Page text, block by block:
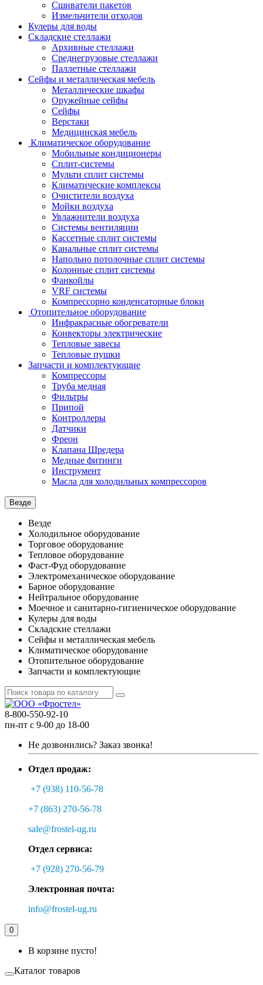
Сшиватели пакетов
Измельчители отходов
Кулеры для воды
Складские стеллажи
Архивные стеллажи
Среднегрузовые стеллажи
Паллетные стеллажи
Сейфы и металлическая мебель
Металлические шкафы
Оружейные сейфы
Сейфы
Верстаки
Медицинская мебель
Климатическое оборудование
Мобильные кондиционеры
Сплит-системы
Мульти сплит системы
Климатические комплексы
Очистители воздуха
Мойки воздуха
Увлажнители воздуха
Системы вентиляции
Кассетные сплит системы
Канальные сплит системы
Напольно потолочные сплит системы
Колонные сплит системы
Фанкойлы
VRF системы
Компрессорно конденсаторные блоки
Отопительное оборудование
Инфракрасные обогреватели
Конвекторы электрические
Тепловые завесы
Тепловые пушки
Запчасти и комплектующие
Компрессоры
Труба медная
Фильтры
Припой
Контроллеры
Датчики
Фреон
Клапана Шредера
Медные фитинги
Инструмент
Масла для холодильных компрессоров
Везде
Везде
Холодильное оборудование
Торговое оборудование
Тепловое оборудование
Фаст-Фуд оборудование
Электромеханическое оборудование
Барное оборудование
Нейтральное оборудование
Моечное и санитарно-гигиеническое оборудование
Кулеры для воды
Складские стеллажи
Сейфы и металлическая мебель
Климатическое оборудование
Отопительное оборудование
Запчасти и комплектующие
8-800-550-92-10
пн-пт с 9-00 до 18-00
Не дозвонились? Заказ звонка!
Отдел продаж:
+7 (938) 110-56-78
+7 (863) 270-56-78
sale@frostel-ug.ru
Отдел сервиса:
+7 (928) 270-56-79
Электронная почта:
info@frostel-ug.ru
0
В корзине пусто!
Каталог товаров